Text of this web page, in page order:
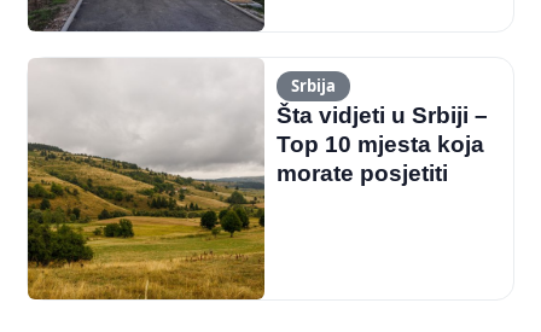
Srbija
Šta vidjeti u Srbiji –
Top 10 mjesta koja
morate posjetiti